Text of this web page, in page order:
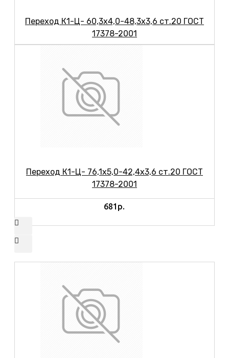
Переход К1-Ц- 60,3х4,0-48,3х3,6 ст.20 ГОСТ
17378-2001
Переход К1-Ц- 76,1х5,0-42,4х3,6 ст.20 ГОСТ
17378-2001
681р.